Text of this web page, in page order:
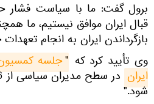
برول گفت: ما با سیاست فشار
قبال ایران موافق نیستیم، ما
بازگرداندن ایران به انجام
وی تأیید كرد كه "
ایران
شود."